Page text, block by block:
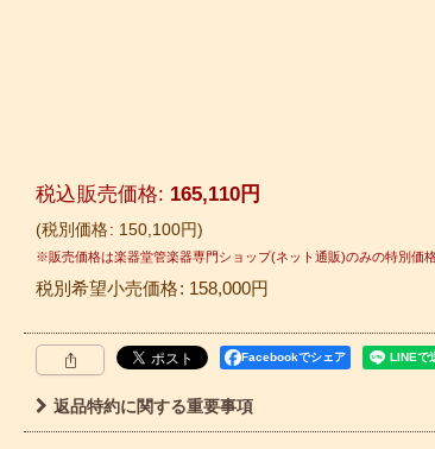
税別価格: 150,100円
税込 : 165,110円
税別希望小売価格: 158,000円
Facebookでシェア
返品特約に関する重要事項